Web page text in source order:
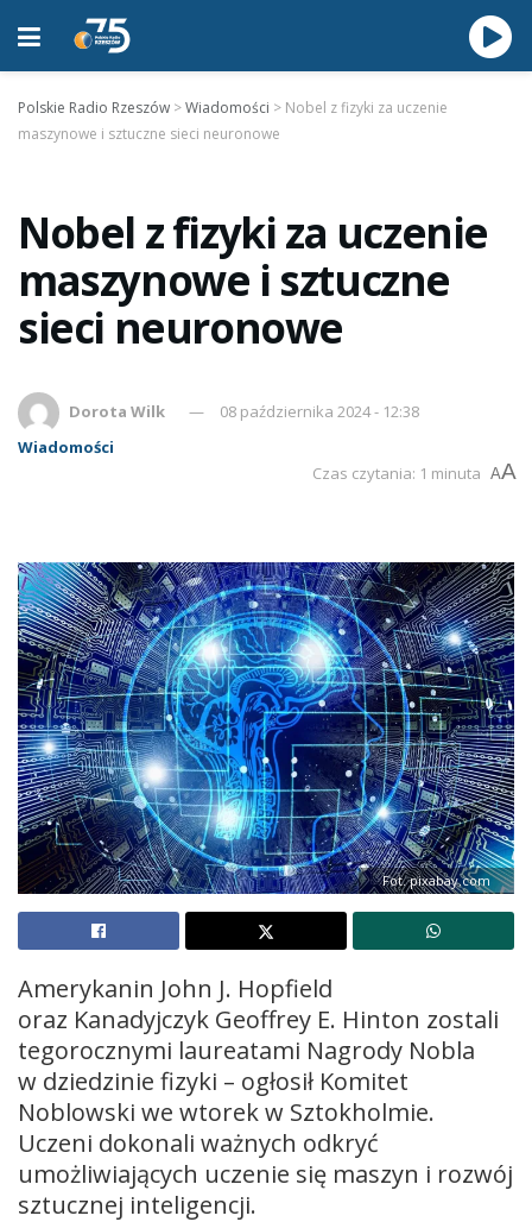
Polskie Radio Rzeszów >Wiadomości > Nobel z fizyki za uczenie
maszynowe i sztuczne sieci neuronowe
Nobel z fizyki za uczenie
maszynowe i sztuczne
sieci neuronowe
Dorota Wilk
08 października 2024 - 12:38
Wiadomości
Czas czytania: 1 minuta AA
Fot. pixabay.com
Amerykanin John J. Hopfield
oraz Kanadyjczyk Geoffrey E. Hinton zostali
tegorocznymi laureatami Nagrody Nobla
w dziedzinie fizyki – ogłosił Komitet
Noblowski we wtorek w Sztokholmie.
Uczeni dokonali ważnych odkryć
umożliwiających uczenie się maszyn i rozwój
sztucznej inteligencji.